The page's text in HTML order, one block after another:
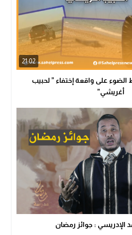
21:02
على واقعة إختفاء ” لحبيب
أغريشي”
الإدريسي : جوائز رمضان